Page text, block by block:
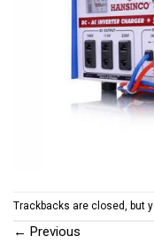
Trackbacks are closed, but
← Previous